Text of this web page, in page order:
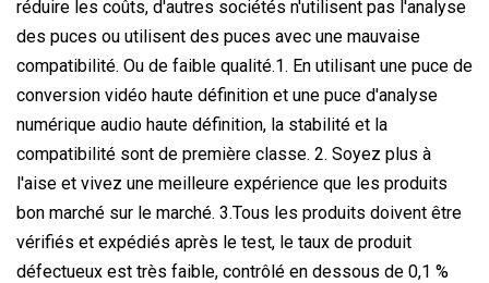
réduire les coûts, d'autres sociétés n'utilisent pas l'analyse
des puces ou utilisent des puces avec une mauvaise
compatibilité. Ou de faible qualité.1. En utilisant une puce de
conversion vidéo haute définition et une puce d'analyse
numérique audio haute définition, la stabilité et la
compatibilité sont de première classe. 2. Soyez plus à
l'aise et vivez une meilleure expérience que les produits
bon marché sur le marché. 3.Tous les produits doivent être
vérifiés et expédiés après le test, le taux de produit
défectueux est très faible, contrôlé en dessous de 0,1 %